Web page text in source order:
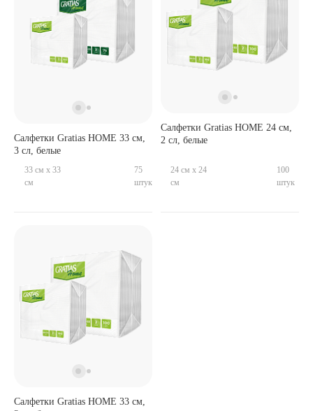
Салфетки Gratias HOME 33 см,
3 сл, белые
33 см x 33
см
75
штук
Салфетки Gratias HOME 24 см,
2 сл, белые
24 см x 24
см
100
штук
Салфетки Gratias HOME 33 см,